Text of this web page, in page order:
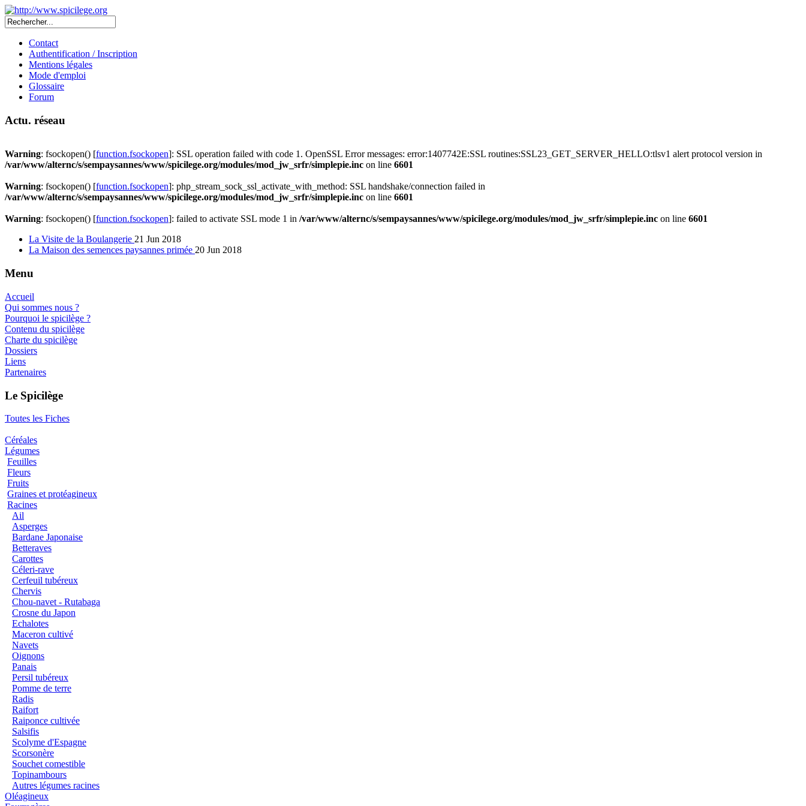
Contact
Authentification / Inscription
Mentions légales
Mode d'emploi
Glossaire
Forum
Actu. réseau
Warning: fsockopen() [function.fsockopen]: SSL operation failed with code 1. OpenSSL Error messages: error:1407742E:SSL routines:SSL23_GET_SERVER_HELLO:tlsv1 alert protocol version in
/var/www/alternc/s/sempaysannes/www/spicilege.org/modules/mod_jw_srfr/simplepie.inc on line 6601
Warning: fsockopen() [function.fsockopen]: php_stream_sock_ssl_activate_with_method: SSL handshake/connection failed in
/var/www/alternc/s/sempaysannes/www/spicilege.org/modules/mod_jw_srfr/simplepie.inc on line 6601
Warning: fsockopen() [function.fsockopen]: failed to activate SSL mode 1 in /var/www/alternc/s/sempaysannes/www/spicilege.org/modules/mod_jw_srfr/simplepie.inc on line 6601
La Visite de la Boulangerie 21 Jun 2018
La Maison des semences paysannes primée 20 Jun 2018
Menu
Accueil
Qui sommes nous ?
Pourquoi le spicilège ?
Contenu du spicilège
Charte du spicilège
Dossiers
Liens
Partenaires
Le Spicilège
Toutes les Fiches
Céréales
Légumes
Feuilles
Fleurs
Fruits
Graines et protéagineux
Racines
Ail
Asperges
Bardane Japonaise
Betteraves
Carottes
Céleri-rave
Cerfeuil tubéreux
Chervis
Chou-navet - Rutabaga
Crosne du Japon
Echalotes
Maceron cultivé
Navets
Oignons
Panais
Persil tubéreux
Pomme de terre
Radis
Raifort
Raiponce cultivée
Salsifis
Scolyme d'Espagne
Scorsonère
Souchet comestible
Topinambours
Autres légumes racines
Oléagineux